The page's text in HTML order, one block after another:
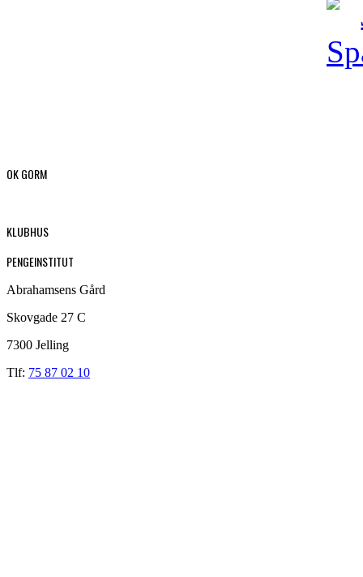
OK GORM
KLUBHUS
PENGEINSTITUT
Abrahamsens Gård
Skovgade 27 C
7300 Jelling
Tlf: 75 87 02 10